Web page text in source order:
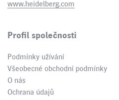
www.heidelberg.com
Profil společnosti
Podmínky užívání
Všeobecné obchodní podmínky
O nás
Ochrana údajů